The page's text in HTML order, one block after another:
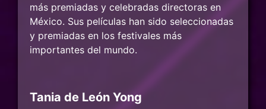
más premiadas y celebradas directoras en
México. Sus películas han sido seleccionadas
y premiadas en los festivales más
importantes del mundo.
Tania de León Yong